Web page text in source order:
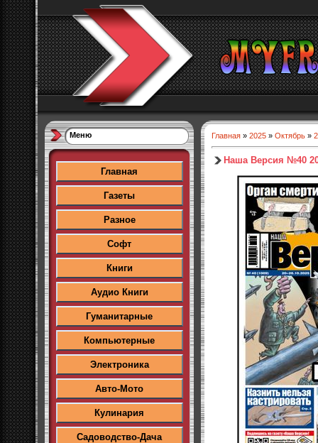
Меню
Главная
Газеты
Разное
Софт
Книги
Аудио Книги
Гуманитарные
Компьютерные
Электроника
Авто-Мото
Кулинария
Садоводство-Дача
Главная » 2025 » Октябрь »
Наша Версия №40